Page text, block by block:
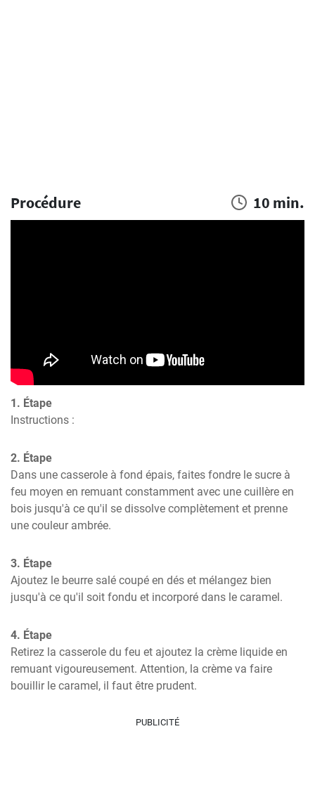
Procédure 10 min.
1. Étape
Instructions :
2. Étape
Dans une casserole à fond épais, faites fondre le sucre à
feu moyen en remuant constamment avec une cuillère en
bois jusqu'à ce qu'il se dissolve complètement et prenne
une couleur ambrée.
3. Étape
Ajoutez le beurre salé coupé en dés et mélangez bien
jusqu'à ce qu'il soit fondu et incorporé dans le caramel.
4. Étape
Retirez la casserole du feu et ajoutez la crème liquide en
remuant vigoureusement. Attention, la crème va faire
bouillir le caramel, il faut être prudent.
PUBLICITÉ